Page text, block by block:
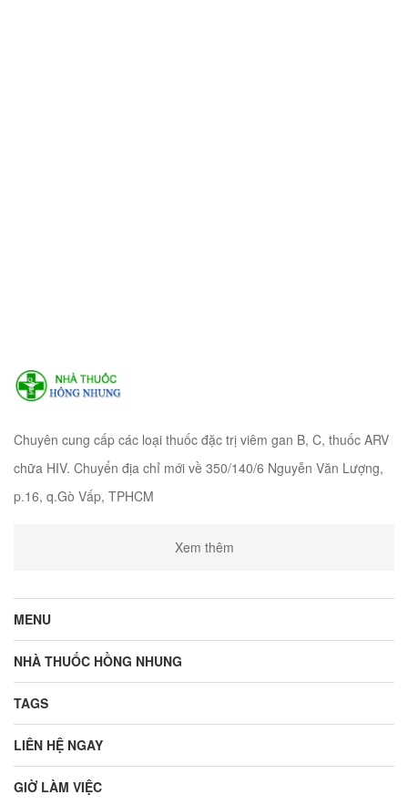
Chuyên cung cấp các loại thuốc đặc trị viêm gan B, C, thuốc ARV
chữa HIV. Chuyển địa chỉ mới về 350/140/6 Nguyễn Văn Lượng,
p.16, q.Gò Vấp, TPHCM
Xem thêm
MENU
NHÀ THUỐC HỒNG NHUNG
TAGS
LIÊN HỆ NGAY
GIỜ LÀM VIỆC